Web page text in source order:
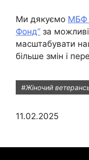
Ми дякуємо МБФ
Фонд” за
масштабувати
більше змін і
#Жіночий
11.02.2025